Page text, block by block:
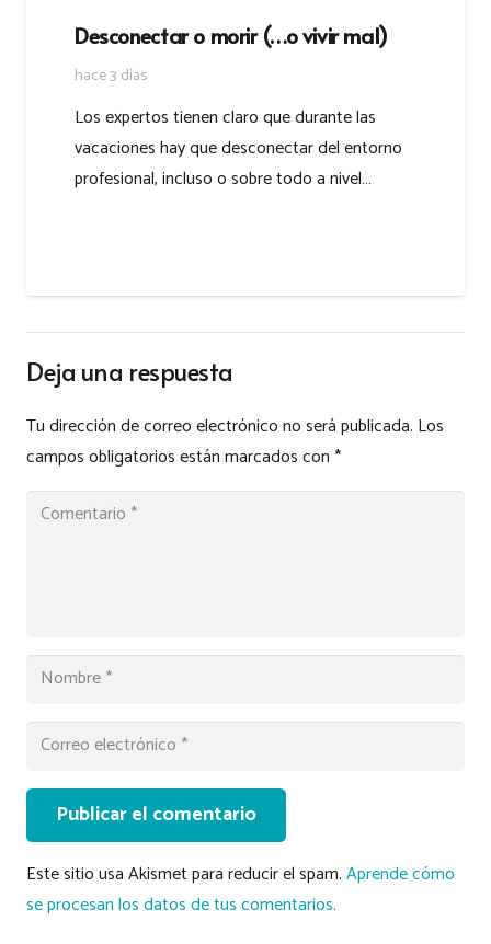
Desconectar o morir (…o vivir mal)
hace 3 días
Los expertos tienen claro que durante las
vacaciones hay que desconectar del entorno
profesional, incluso o sobre todo a nivel…
Deja una respuesta
Tu dirección de correo electrónico no será publicada. Los
campos obligatorios están marcados con*
Publicar el comentario
Este sitio usa Akismet para reducir el spam.Aprende cómo
se procesan los datos de tus comentarios.